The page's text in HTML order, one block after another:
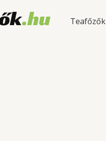
Teafőzők